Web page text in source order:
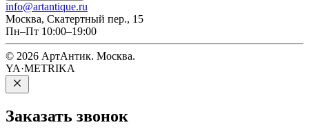
info@artantique.ru
Москва, Скатертный пер., 15
Пн–Пт 10:00–19:00
© 2026 АртАнтик. Москва.
YA·METRIKA
Заказать звонок